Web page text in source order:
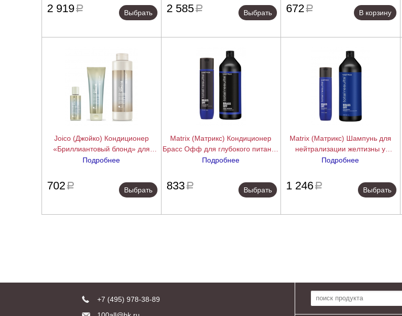
2 919a
Выбрать 2 585a
Выбрать 672 a
В корзину
Joico (Джойко) Кондиционер
«Бриллиантовый блонд» для
сохранения чистоты и сияния
Conditioner), 50/250/1000 мл.
Подробнее
702 a
Выбрать
Matrix (Матрикс) Кондиционер
Брасс Офф для глубокого питания
холодных блонд «Холодный
Conditioner), 300/1000 мл.
Подробнее
833a
Выбрать
Matrix (Матрикс) Шампунь для
нейтрализации желтизны у
блондинок 5-8 уровней тона (Brass
300/1000 мл.
Подробнее
1 246a
Выбрать
+7 (495) 978-38-89
Поиск по сайту: